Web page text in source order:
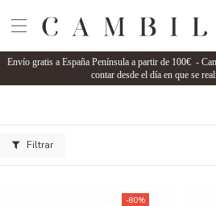
Envío gratis a España Península a partir de 100€ -
contar desde el día en que se
Filtrar
-80%